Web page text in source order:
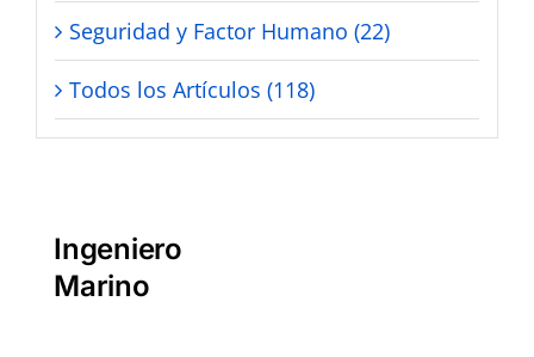
Seguridad y Factor Humano (22)
Todos los Artículos (118)
Ingeniero
Marino